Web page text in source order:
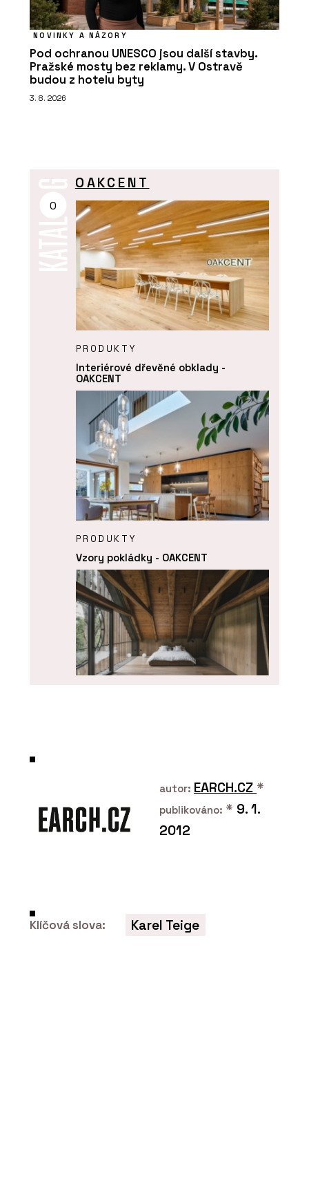
NOVINKY A NÁZORY
Pod ochranou UNESCO jsou další stavby.
Pražské mosty bez reklamy. V Ostravě
budou z hotelu byty
3. 8. 2026
O
OAKCENT
PRODUKTY
Interiérové dřevěné obklady -
OAKCENT
PRODUKTY
Vzory pokládky - OAKCENT
autor: EARCH.CZ *
publikováno: * 9. 1.
2012
Klíčová slova: Karel Teige